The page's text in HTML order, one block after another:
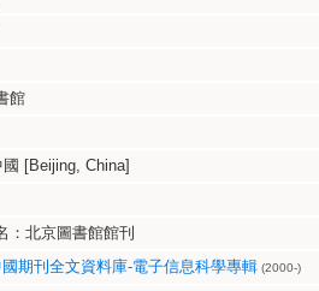
館
[Beijing, China]
：北京圖書館館刊
期刊全文資料庫-電子信息科學專輯 (2000-)